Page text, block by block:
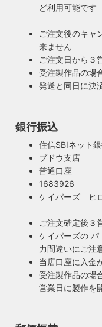
暮らしを照らす
ジスタイル
照明は暮らしの名脇
計がダサいとイマイ
がダサいだけでせっ
のインテリアや工業
て飽きの来ない無垢
イルでの提案にこだわ
◆もっと詳しく見る
安心のPSE適合
ハイロミドットコム
合格した照明です。
のオリジナル照明は
の古い照明も安心し
して近畿経済産業局
ど利用可能です
ご注文後のキャ
来ません
ご注文日から３
受注製作品の場
発送と同日に決
銀行振込
住信SBIネット
ブドウ支店
普通口座
1683926
ケイパーズ ヒ
ご注文確定後３
ケイパーズの パ
力間違いにご注
当店口座に入金
受注製作品の場
営業日に製作を